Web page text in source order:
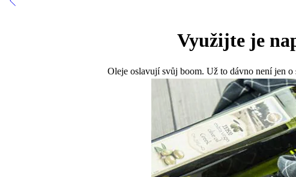
Využijte je
Oleje oslavují svůj boom. Už to dávno není jen